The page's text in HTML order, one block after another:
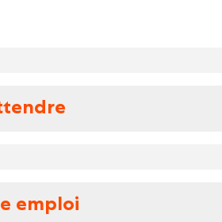
38 heures par semaine
emploi